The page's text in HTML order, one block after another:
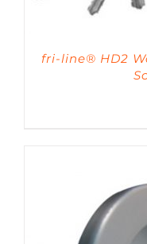
fri-line® HD2